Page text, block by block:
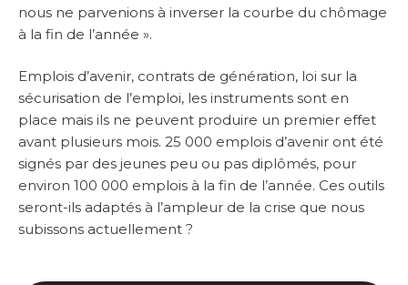
nous ne parvenions à inverser la courbe du chômage
à la fin de l’année ».
Emplois d’avenir, contrats de génération, loi sur la
sécurisation de l’emploi, les instruments sont en
place mais ils ne peuvent produire un premier effet
avant plusieurs mois. 25 000 emplois d’avenir ont été
signés par des jeunes peu ou pas diplômés, pour
environ 100 000 emplois à la fin de l’année. Ces outils
seront-ils adaptés à l’ampleur de la crise que nous
subissons actuellement ?